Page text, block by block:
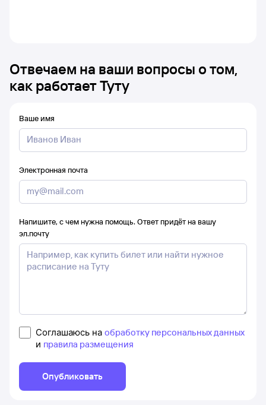
Отвечаем на ваши вопросы о том,
как работает Туту
Ваше имя
Электронная почта
Напишите, с чем нужна помощь. Ответ придёт на вашу
эл.почту
Соглашаюсь на обработку персональных данных
и правила размещения
Опубликовать